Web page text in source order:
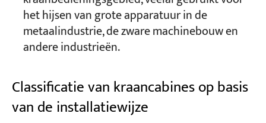
het hijsen van grote apparatuur in de
metaalindustrie, de zware machinebouw en
andere industrieën.
Classificatie van kraancabines op basis
van de installatiewijze